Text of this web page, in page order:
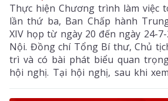
Thực hiện Chương trình làm việc
lần thứ ba, Ban Chấp hành
XIV họp từ ngày 20 đến ngày 24-
Nội. Đồng chí Tổng Bí thư, Chủ
trì và có bài phát biểu quan
hội nghị. Tại hội nghị, sau khi
tờ trình, báo cáo của Bộ Chính
Trung ương đã thống nhất cao